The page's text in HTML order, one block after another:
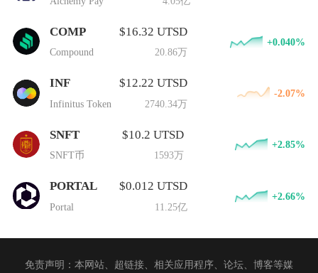
COMP
Compound
$16.32 UTSD
20.86万
+0.040%
INF
Infinitus Token
$12.22 UTSD
2740.34万
-2.07%
SNFT
SNFT币
$10.2 UTSD
1593万
+2.85%
PORTAL
Portal
$0.012 UTSD
11.25亿
+2.66%
免责声明：本网站、超链接、相关应用程序、论坛、博客等媒